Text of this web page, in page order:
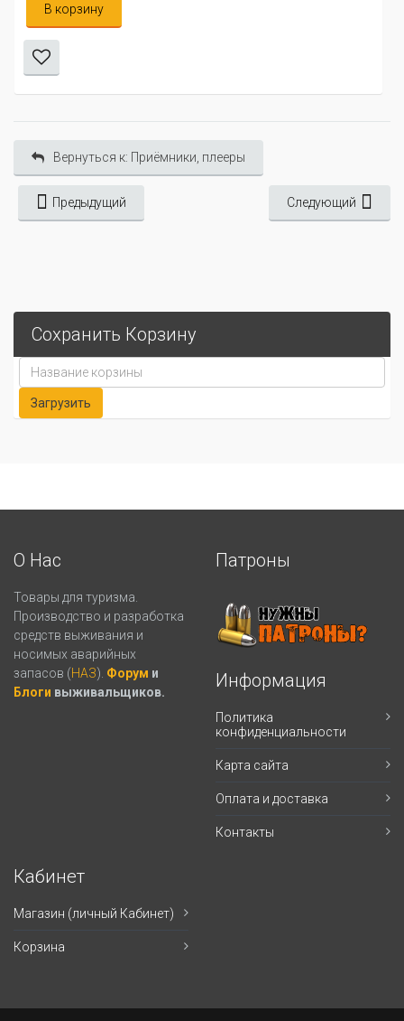
В корзину
Вернуться к: Приёмники, плееры
Предыдущий Следующий
Сохранить Корзину
О Нас
Товары для туризма.
Производство и разработка
средств выживания и
носимых аварийных
запасов (НАЗ). Форум и
Блоги выживальщиков.
Патроны
Информация
Политика
конфиденциальности
Карта сайта
Оплата и доставка
Контакты
Кабинет
Магазин (личный Кабинет)
Корзина